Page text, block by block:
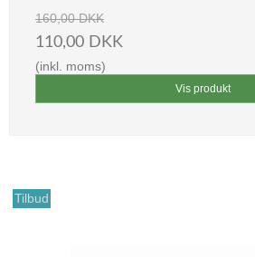
160,00 DKK
110,00 DKK
(inkl. moms)
Vis produkt
Tilbud